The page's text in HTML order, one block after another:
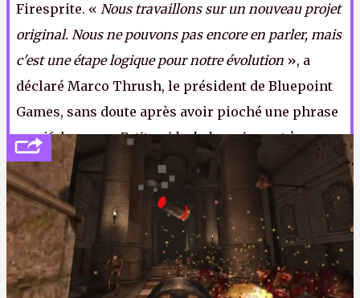
Firesprite. « Nous travaillons sur un nouveau projet
original. Nous ne pouvons pas encore en parler, mais
c'est une étape logique pour notre évolution », a
déclaré Marco Thrush, le président de Bluepoint
Games, sans doute après avoir pioché une phrase
au pif dans sonPetit guide du louvoiement à
destination des chefs d'entreprise